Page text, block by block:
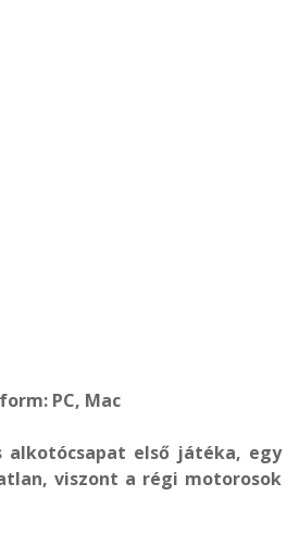
PC, Mac
első játéka, egy
viszont a régi motorosok